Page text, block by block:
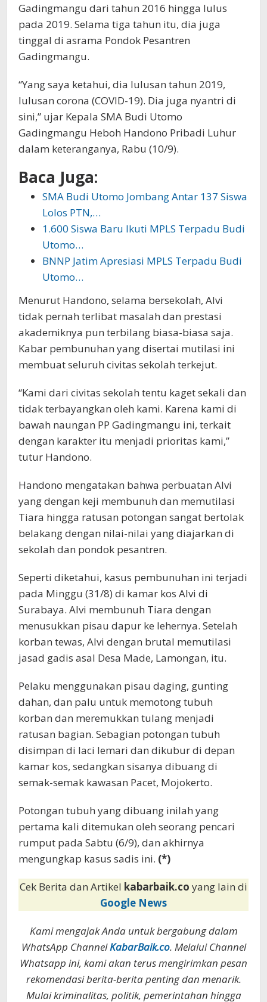
Gadingmangu dari tahun 2016 hingga lulus
pada 2019. Selama tiga tahun itu, dia juga
tinggal di asrama Pondok Pesantren
Gadingmangu.
“Yang saya ketahui, dia lulusan tahun 2019,
lulusan corona (COVID-19). Dia juga nyantri di
sini,” ujar Kepala SMA Budi Utomo
Gadingmangu Heboh Handono Pribadi Luhur
dalam keteranganya, Rabu (10/9).
Baca Juga:
SMA Budi Utomo Jombang Antar 137 Siswa
Lolos PTN,…
1.600 Siswa Baru Ikuti MPLS Terpadu Budi
Utomo…
BNNP Jatim Apresiasi MPLS Terpadu Budi
Utomo…
Menurut Handono, selama bersekolah, Alvi
tidak pernah terlibat masalah dan prestasi
akademiknya pun terbilang biasa-biasa saja.
Kabar pembunuhan yang disertai mutilasi ini
membuat seluruh civitas sekolah terkejut.
“Kami dari civitas sekolah tentu kaget sekali dan
tidak terbayangkan oleh kami. Karena kami di
bawah naungan PP Gadingmangu ini, terkait
dengan karakter itu menjadi prioritas kami,”
tutur Handono.
Handono mengatakan bahwa perbuatan Alvi
yang dengan keji membunuh dan memutilasi
Tiara hingga ratusan potongan sangat bertolak
belakang dengan nilai-nilai yang diajarkan di
sekolah dan pondok pesantren.
Seperti diketahui, kasus pembunuhan ini terjadi
pada Minggu (31/8) di kamar kos Alvi di
Surabaya. Alvi membunuh Tiara dengan
menusukkan pisau dapur ke lehernya. Setelah
korban tewas, Alvi dengan brutal memutilasi
jasad gadis asal Desa Made, Lamongan, itu.
Pelaku menggunakan pisau daging, gunting
dahan, dan palu untuk memotong tubuh
korban dan meremukkan tulang menjadi
ratusan bagian. Sebagian potongan tubuh
disimpan di laci lemari dan dikubur di depan
kamar kos, sedangkan sisanya dibuang di
semak-semak kawasan Pacet, Mojokerto.
Potongan tubuh yang dibuang inilah yang
pertama kali ditemukan oleh seorang pencari
rumput pada Sabtu (6/9), dan akhirnya
mengungkap kasus sadis ini. (*)
Cek Berita dan Artikel kabarbaik.co yang lain di
Google News
Kami mengajak Anda untuk bergabung dalam
WhatsApp ChannelKabarBaik.co. Melalui Channel
Whatsapp ini, kami akan terus mengirimkan pesan
rekomendasi berita-berita penting dan menarik.
Mulai kriminalitas, politik, pemerintahan hingga